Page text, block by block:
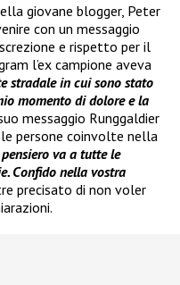
giovane blogger, Peter
con un messaggio
e rispetto per il
l’ex campione aveva
stradale in cui sono stato
momento di dolore e la
messaggio Runggaldier
persone coinvolte nella
va a tutte le
Confido nella vostra
precisato di non voler